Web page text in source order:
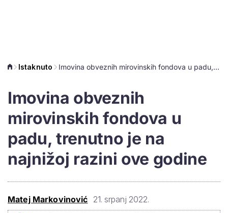
Istaknuto Imovina obveznih mirovinskih fondova u padu, trenutno je na najnižoj razini ove godine
Imovina obveznih
mirovinskih fondova u
padu, trenutno je na
najnižoj razini ove godine
Matej Markovinović 21. srpanj 2022.